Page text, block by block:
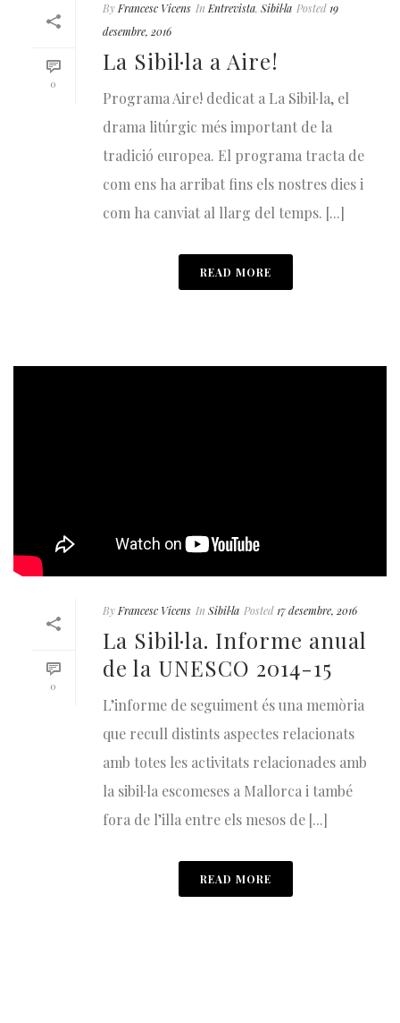
0
ByFrancesc Vicens In Entrevista, Sibil·la Posted 19
desembre, 2016
La Sibil·la a Aire!
Programa Aire! dedicat a La Sibil·la, el
drama litúrgic més important de la
tradició europea. El programa tracta de
com ens ha arribat fins els nostres dies i
com ha canviat al llarg del temps. [...]
READ MORE
0
ByFrancesc Vicens In Sibil·la Posted 17 desembre, 2016
La Sibil·la. Informe anual
de la UNESCO 2014-15
L’informe de seguiment és una memòria
que recull distints aspectes relacionats
amb totes les activitats relacionades amb
la sibil·la escomeses a Mallorca i també
fora de l’illa entre els mesos de [...]
READ MORE